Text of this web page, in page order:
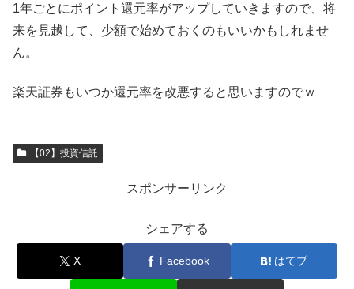
1年ごとにポイント還元率がアップしていきますので、将
来を見越して、少額で始めておくのもいいかもしれませ
ん。
楽天証券もいつか還元率を改悪すると思いますのでｗ
【02】投資信託
スポンサーリンク
シェアする
X Facebook はてブ